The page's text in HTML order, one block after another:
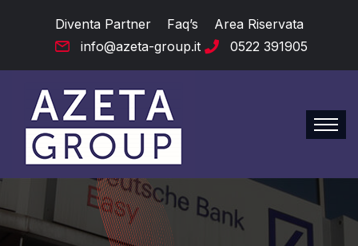
Diventa Partner Faq’s
Area Riservata
info@azeta-group.it
0522 391905